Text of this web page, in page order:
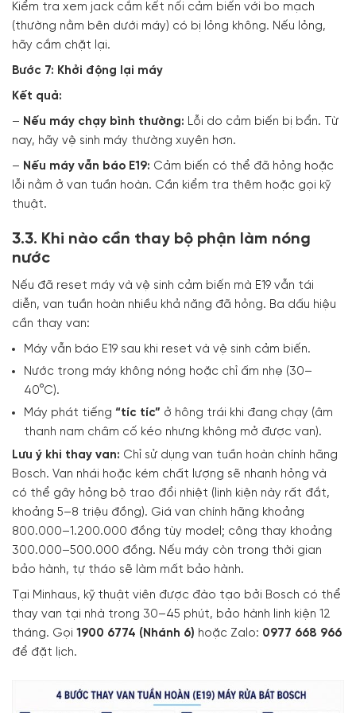
Kiểm tra xem jack cắm kết nối cảm biến với bo mạch
(thường nằm bên dưới máy) có bị lỏng không. Nếu lỏng,
hãy cắm chặt lại.
Bước 7: Khởi động lại máy
Kết quả:
– Nếu máy chạy bình thường: Lỗi do cảm biến bị bẩn. Từ
nay, hãy vệ sinh máy thường xuyên hơn.
– Nếu máy vẫn báo E19: Cảm biến có thể đã hỏng hoặc
lỗi nằm ở van tuần hoàn. Cần kiểm tra thêm hoặc gọi kỹ
thuật.
3.3. Khi nào cần thay bộ phận làm nóng
nước
Nếu đã reset máy và vệ sinh cảm biến mà E19 vẫn tái
diễn, van tuần hoàn nhiều khả năng đã hỏng. Ba dấu hiệu
cần thay van:
Máy vẫn báo E19 sau khi reset và vệ sinh cảm biến.
Nước trong máy không nóng hoặc chỉ ấm nhẹ (30–
40°C).
Máy phát tiếng “tíc tíc” ở hông trái khi đang chạy (âm
thanh nam châm cố kéo nhưng không mở được van).
Lưu ý khi thay van: Chỉ sử dụng van tuần hoàn chính hãng
Bosch. Van nhái hoặc kém chất lượng sẽ nhanh hỏng và
có thể gây hỏng bộ trao đổi nhiệt (linh kiện này rất đắt,
khoảng 5–8 triệu đồng). Giá van chính hãng khoảng
800.000–1.200.000 đồng tùy model; công thay khoảng
300.000–500.000 đồng. Nếu máy còn trong thời gian
bảo hành, tự tháo sẽ làm mất bảo hành.
Tại Minhaus, kỹ thuật viên được đào tạo bởi Bosch có thể
thay van tại nhà trong 30–45 phút, bảo hành linh kiện 12
tháng. Gọi 1900 6774 (Nhánh 6) hoặc Zalo: 0977 668 966
để đặt lịch.